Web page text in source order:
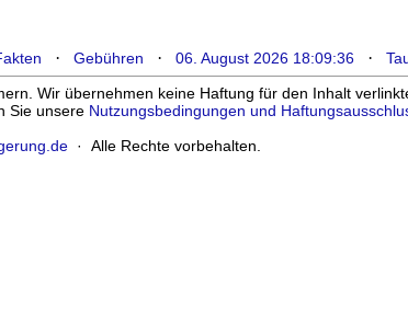
· Gebühren · 06. August 2026 18:09:36·
Wir übernehmen keine Haftung für den Inhalt
Sie unsere Nutzungsbedingungen und
· Alle Rechte vorbehalten.